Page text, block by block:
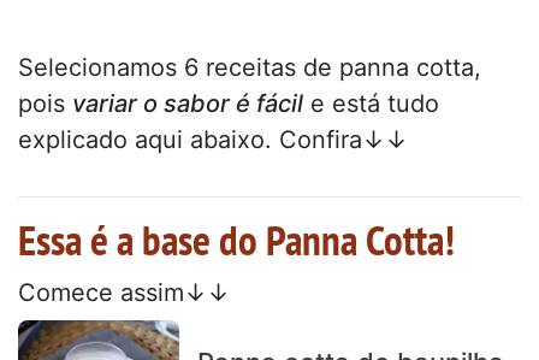
Selecionamos 6 receitas de panna cotta,
pois variar o sabor é fácil e está tudo
explicado aqui abaixo. Confira↓↓
Essa é a base do Panna Cotta!
Comece assim↓↓